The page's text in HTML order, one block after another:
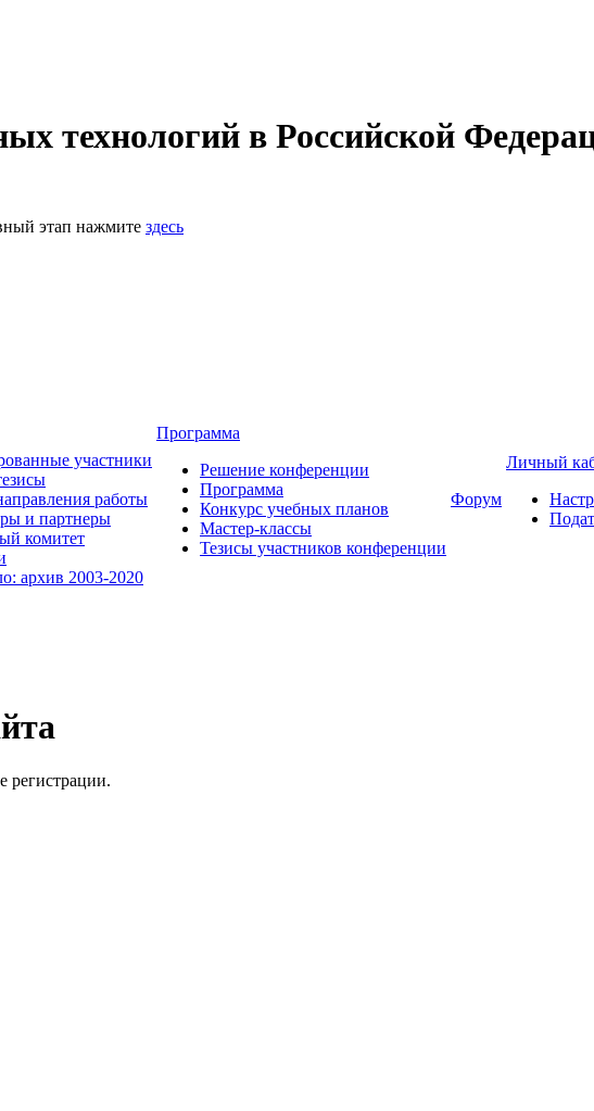
технологий в Российской
этап нажмите здесь
участники
работы
и партнеры
комитет
архив 2003-2020
Программа
Решение конференции
Программа
Конкурс учебных планов
Мастер-классы
Тезисы участников конференции
Форум
Личный
регистрации.